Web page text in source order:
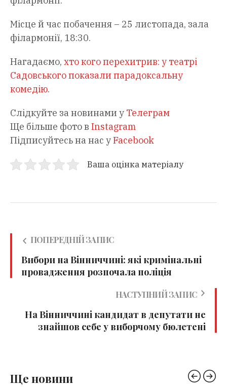
Місце й час побачення – 25 листопада, зала
філармонії, 18:30.
Нагадаємо, хто кого перехитрив: у театрі
Садовського показали парадоксальну
комедію.
Слідкуйте за новинами у Телеграм
Ще більше фото в Instagram
Підписуйтесь на нас уFacebook
Ваша оцінка матеріалу
ПОПЕРЕДНІЙ ЗАПИС
Вибори на Вінниччині: які кримінальні
провадження розпочала поліція
НАСТУПНИЙ ЗАПИС
На Вінниччині кандидат в депутати не
знайшов себе у виборчому бюлетені
Ще новини